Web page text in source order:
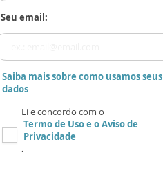
Seu email:
Saiba mais sobre como usamos seus
dados
Li e concordo com o
Termo de Usoe oAviso de
Privacidade
.